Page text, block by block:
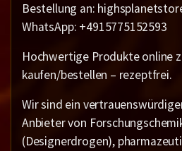
Bestellung an:
WhatsApp: +4915775152593
Hochwertige Produkte online
kaufen/bestellen – rezeptfrei.
Wir sind ein
Anbieter von
(Designerdrogen),